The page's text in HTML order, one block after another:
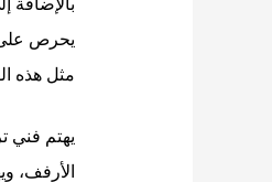
بالإضافة
يحرص على
مثل هذه
يهتم فني
الأرفف،